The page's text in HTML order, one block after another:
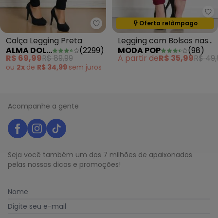
Alma Dolce - Calça Legging
Calça Legging Preta
ALMA DOLCE
(2299)
R$ 69,99R$ 89,99
ou 2x de R$ 34,99 sem juros
Oferta relâmpago
Termina em:14:05:26
Legging com Bolsos nas
Costas Bordô
MODA POP (98)
A partir deR$ 35,99R$
Acompanhe a gente
Seja você também um dos 7 milhões de apaixonados
pelas nossas dicas e promoções!
Nome
Digite seu e-mail